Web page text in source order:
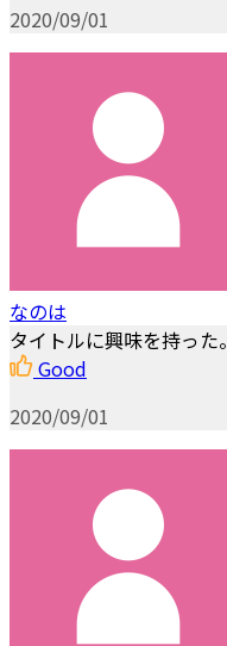
2020/09/01
なのは
タイトルに興味を持った。
Good
2020/09/01